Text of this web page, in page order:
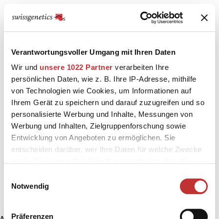
Verantwortungsvoller Umgang mit Ihren Daten
Wir und unsere 1022 Partner verarbeiten Ihre
persönlichen Daten, wie z. B. Ihre IP-Adresse, mithilfe
von Technologien wie Cookies, um Informationen auf
Ihrem Gerät zu speichern und darauf zuzugreifen und so
personalisierte Werbung und Inhalte, Messungen von
Werbung und Inhalten, Zielgruppenforschung sowie
Entwicklung von Angeboten zu ermöglichen. Sie
entscheiden darüber, wer Ihre Daten für welche Zwecke
Trigger Symbol ändern oder widerrufen
Notwendig
Präferenzen